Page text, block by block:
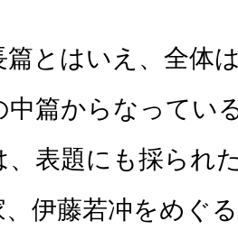
篇とはいえ、全体
中篇からなってい
、表題にも採られ
伊藤若冲をめぐ